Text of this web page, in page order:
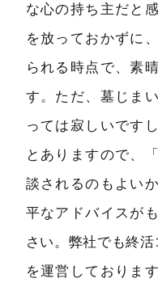
な心の持ち主だと
を放っておかずに
られる時点で、素
す。ただ、墓じま
っては寂しいです
とありますので、
談されるのもよい
平なアドバイスが
さい。弊社でも終活
を運営しておりま